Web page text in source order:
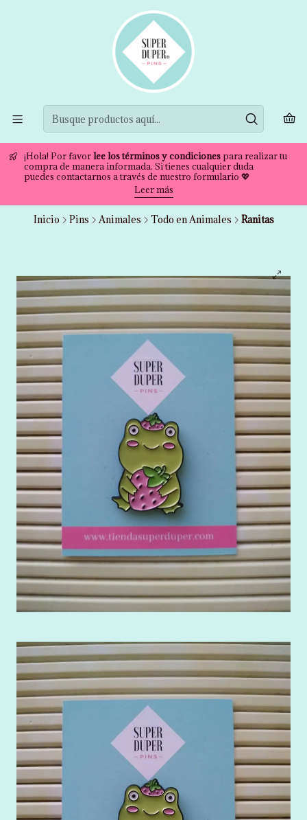
¡Hola! Por favorlee los términos y condicionespara realizar tu
compra de manera informada. Si tienes cualquier duda
puedes contactarnos a través de nuestro formulario 💖
Leer más
Inicio Pins Animales Todo en Animales Ranitas